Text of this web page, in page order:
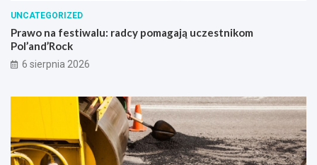
UNCATEGORIZED
Prawo na festiwalu: radcy pomagają uczestnikom
Pol’and’Rock
6 sierpnia 2026